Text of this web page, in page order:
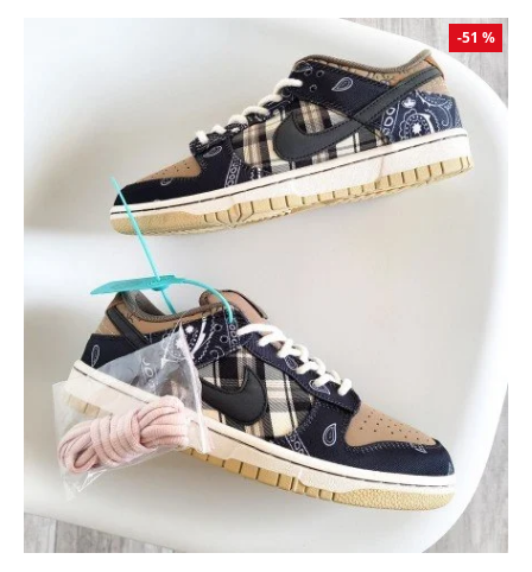
-51 %